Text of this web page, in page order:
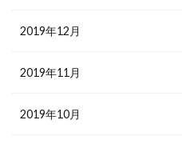
2019年12月
2019年11月
2019年10月